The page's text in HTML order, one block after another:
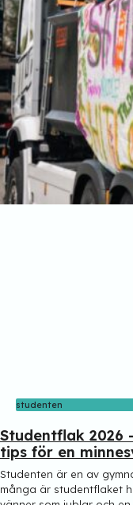
studenten
Studentflak 2026
tips för en
Studenten är en av
många är studentflaket